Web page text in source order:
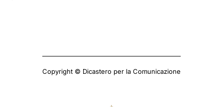
Copyright © Dicastero per la Comunicazione